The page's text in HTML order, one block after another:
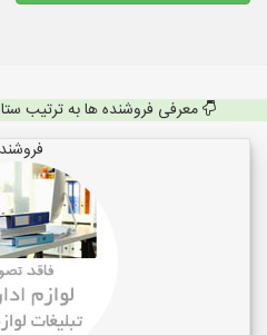
معرفی فروشنده ها به ترتیب